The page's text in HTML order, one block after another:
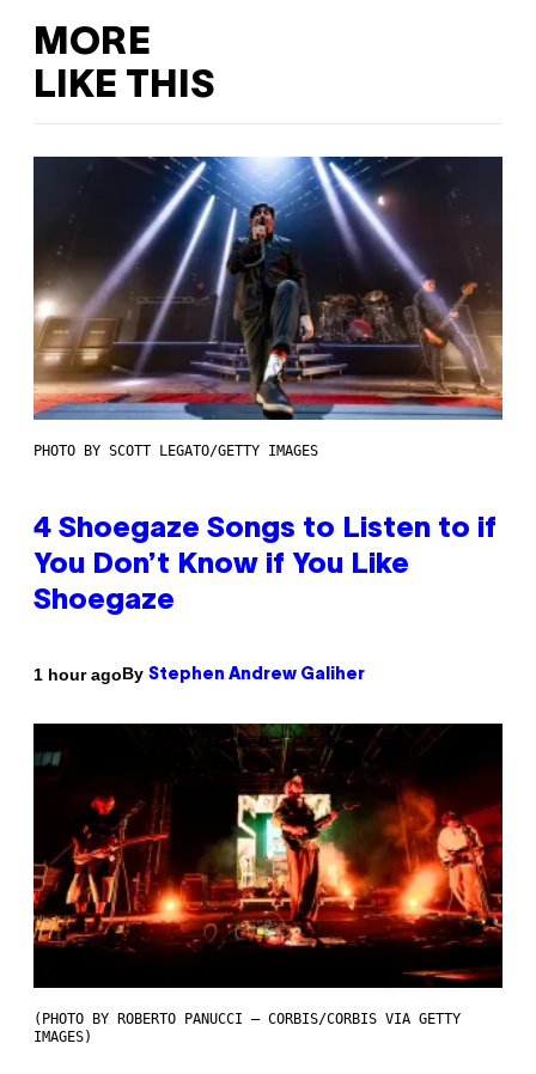
MORE
LIKE THIS
PHOTO BY SCOTT LEGATO/GETTY IMAGES
4 Shoegaze Songs to Listen to if
You Don’t Know if You Like
Shoegaze
1 hour agoBy Stephen Andrew Galiher
(PHOTO BY ROBERTO PANUCCI – CORBIS/CORBIS VIA GETTY
IMAGES)